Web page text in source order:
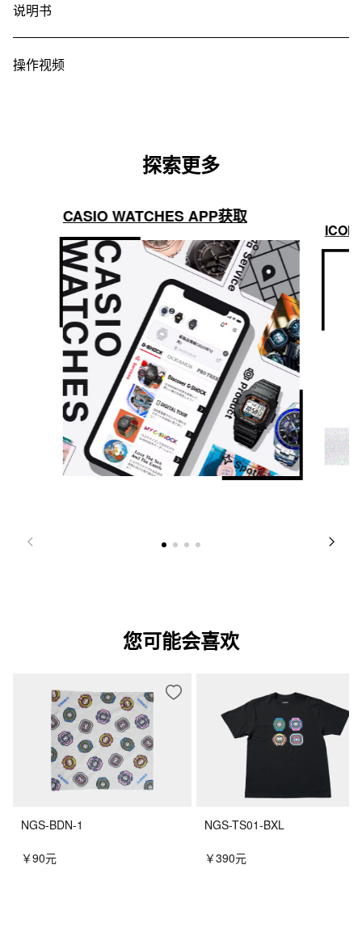
说明书
操作视频
探索更多
CASIO WATCHES APP获取
您可能会喜欢
NGS-BDN-1
￥90元
NGS-TS01-BXL
￥390元